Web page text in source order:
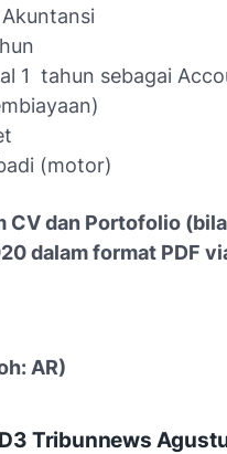
1 tahun sebagai
(motor)
CV dan Portofolio
dalam format PDF
AR)
Tribunnews